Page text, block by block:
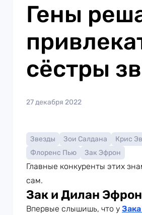
Гены
сёстры
27 декабря 2022
Звезды Зои Салдана Крис
Флоренс Пью
Зак Эфрон
Главные конкуренты этих
сам.
Зак и Дилан Эфрон
Впервые слышишь, что у